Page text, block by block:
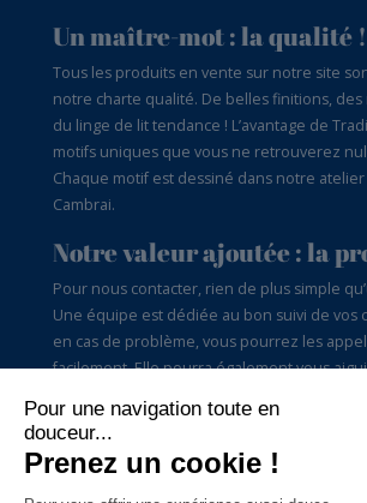
Un maître-mot : la qualité !
Tous les produits en vente sur notre site
notre charte qualité. De belles finitions, des
du linge de lit tendance ! L’avantage de
motifs uniques que vous ne retrouverez
Chaque motif est dessiné dans notre
Cambrai.
Notre valeur ajoutée : la
Pour nous contacter, rien de plus simple
Une équipe est dédiée au bon suivi de vos
en cas de problème, vous pourrez les
facilement. Elle pourra également vous
perdus dans le choix des tailles par
c’est aussi du conseil pour vous satisfaire.